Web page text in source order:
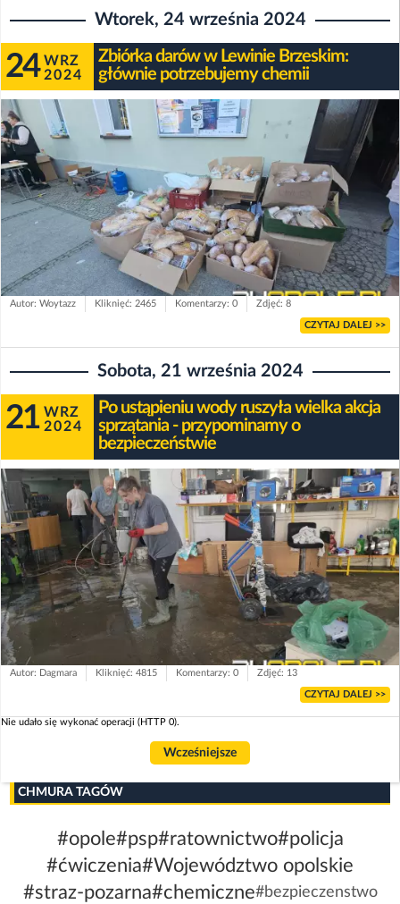
Wtorek, 24 września 2024
24 WRZ
2024
Zbiórka darów w Lewinie Brzeskim:
głównie potrzebujemy chemii
Autor: Woytazz Kliknięć: 2465 Komentarzy: 0 Zdjęć: 8
CZYTAJ DALEJ >>
Sobota, 21 września 2024
21 WRZ
2024
Po ustąpieniu wody ruszyła wielka akcja
sprzątania - przypominamy o
bezpieczeństwie
Autor: Dagmara Kliknięć: 4815 Komentarzy: 0 Zdjęć: 13
CZYTAJ DALEJ >>
Nie udało się wykonać operacji (HTTP 0).
Wcześniejsze
CHMURA TAGÓW
#opole#psp#ratownictwo#policja
#ćwiczenia#Województwo opolskie
#straz-pozarna#chemiczne#bezpieczenstwo